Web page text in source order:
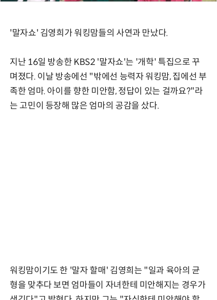
'말자쇼' 김영희가 워킹맘들의 사연과 만났다.
지난 16일 방송한 KBS2 '말자쇼'는 '개학' 특집으로 꾸
며졌다. 이날 방송에선 "밖에선 능력자 워킹맘, 집에선 부
족한 엄마. 아이를 향한 미안함, 정답이 있는 걸까요?"라
는 고민이 등장해 많은 엄마의 공감을 샀다.
워킹맘이기도 한 '말자 할매' 김영희는 "일과 육아의 균
형을 맞추다 보면 엄마들이 자녀한테 미안해지는 경우가